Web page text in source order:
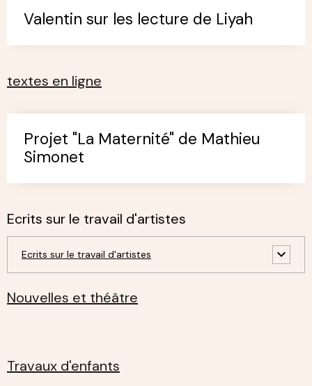
Valentin sur les lecture de Liyah
textes en ligne
Projet "La Maternité" de Mathieu
Simonet
Ecrits sur le travail d'artistes
Ecrits sur le travail d'artistes
Nouvelles et théâtre
Travaux d'enfants